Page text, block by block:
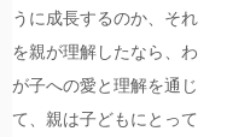
うに成長するのか、それ
を親が理解したなら、わ
が子への愛と理解を通じ
て、親は子どもにとって